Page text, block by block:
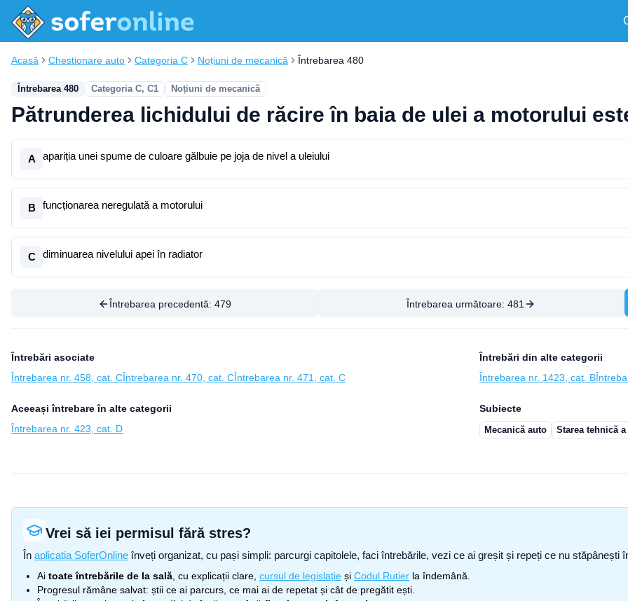
Acasă Chestionare auto Categoria C Noțiuni de mecanică Întrebarea 480
Întrebarea 480 Categoria C, C1 Noțiuni de mecanică
Pătrunderea lichidului de răcire în baia de ulei a motorului
A apariția unei spume de culoare gălbuie pe joja de nivel a uleiului
B funcționarea neregulată a motorului
C diminuarea nivelului apei în radiator
Întrebarea precedentă: 479 Întrebarea următoare: 481
Întrebări asociate
Întrebarea nr. 458, cat. CÎntrebarea nr. 470, cat. CÎntrebarea nr. 471, cat. C
Întrebări din alte categorii
Întrebarea nr. 1423, cat. B
Aceeași întrebare în alte categorii
Întrebarea nr. 423, cat. D
Subiecte
Mecanică auto Starea tehnică
Vrei să iei permisul fără stres?
În aplicația SoferOnline înveți organizat, cu pași simpli: parcurgi capitolele, faci întrebările, vezi ce ai greșit și repeți ce nu
Ai toate întrebările de la sală , cu explicații clare, cursul de legislație și Codul Rutier la îndemână.
Progresul rămâne salvat: știi ce ai parcurs, ce mai ai de repetat și cât de pregătit ești.